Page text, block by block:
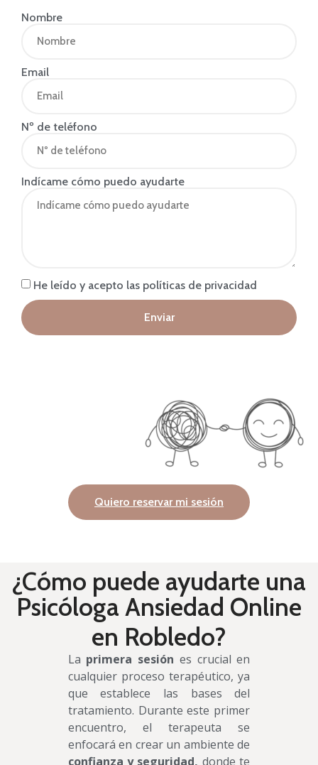
Nombre
Email
Nº de teléfono
Indícame cómo puedo ayudarte
He leído y acepto las políticas de privacidad
Enviar
Quiero reservar mi sesión
¿Cómo puede ayudarte una
Psicóloga Ansiedad Online
en Robledo?
La primera sesión es crucial en
cualquier proceso terapéutico, ya
que establece las bases del
tratamiento. Durante este primer
encuentro, el terapeuta se
enfocará en crear un ambiente de
confianza y seguridad, donde te